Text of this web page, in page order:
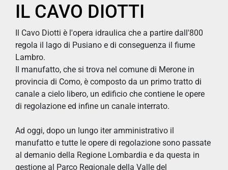
IL CAVO DIOTTI
Il Cavo Diotti è l'opera idraulica che a partire dall'800
regola il lago di Pusiano e di conseguenza il fiume
Lambro.
Il manufatto, che si trova nel comune di Merone in
provincia di Como, è composto da un primo tratto di
canale a cielo libero, un edificio che contiene le opere
di regolazione ed infine un canale interrato.
Ad oggi, dopo un lungo iter amministrativo il
manufatto e tutte le opere di regolazione sono passate
al demanio della Regione Lombardia e da questa in
gestione al Parco Regionale della Valle del